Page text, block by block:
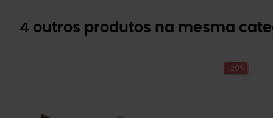
4 outros produtos na mesma
-20%